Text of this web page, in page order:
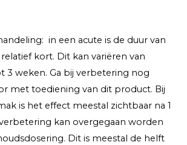
in een acute is de duur van
kort. Dit kan variëren van
3 weken. Ga bij verbetering nog
met toediening van dit product. Bij
is het effect meestal zichtbaar na 1
kan overgegaan worden
Dit is meestal de helft